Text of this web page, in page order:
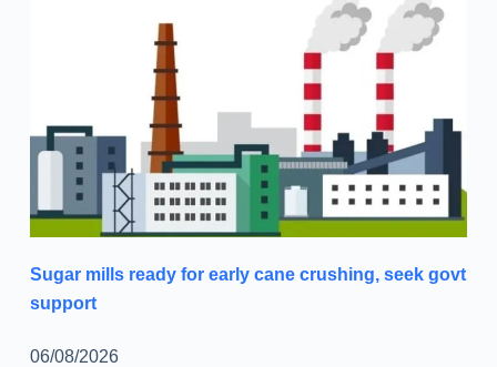
Sugar mills ready for early cane crushing, seek govt
support
06/08/2026